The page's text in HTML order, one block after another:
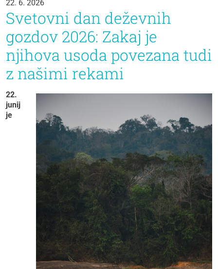
22. 6. 2026
Svetovni dan deževnih
gozdov 2026: Zakaj je
njihova usoda povezana tudi
z našimi rekami
22.
junij
je